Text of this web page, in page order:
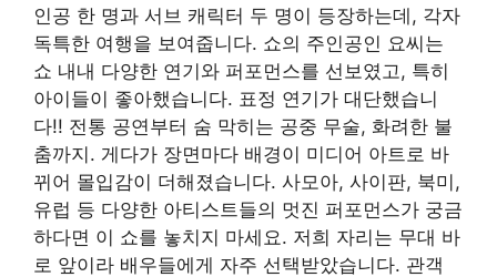
인공 한 명과 서브 캐릭터 두 명이 등장하는데, 각자
독특한 여행을 보여줍니다. 쇼의 주인공인 요씨는
쇼 내내 다양한 ​​연기와 퍼포먼스를 선보였고, 특히
아이들이 좋아했습니다. 표정 연기가 대단했습니
다!! 전통 공연부터 숨 막히는 공중 무술, 화려한 불
춤까지. 게다가 장면마다 배경이 미디어 아트로 바
뀌어 몰입감이 더해졌습니다. 사모아, 사이판, 북미,
유럽 등 다양한 아티스트들의 멋진 퍼포먼스가 궁금
하다면 이 쇼를 놓치지 마세요. 저희 자리는 무대 바
로 앞이라 배우들에게 자주 선택받았습니다. 관객